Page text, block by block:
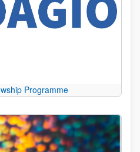
Programme